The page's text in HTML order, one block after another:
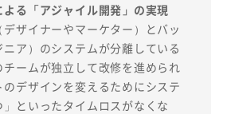
る「アジャイル開発」の実現
ザイナーやマーケター）とバッ
ア）のシステムが分離している
ームが独立して改修を進められ
デザインを変えるためにシステ
」といったタイムロスがなくな